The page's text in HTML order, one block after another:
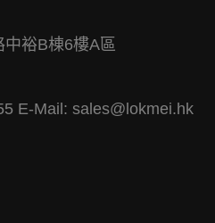
裕B棟6樓A區
E-Mail: sales@lokmei.hk